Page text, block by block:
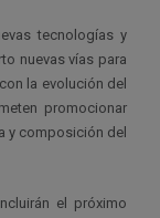
tecnologías y
nuevas vías para
la evolución del
promocionar
y composición del
el próximo